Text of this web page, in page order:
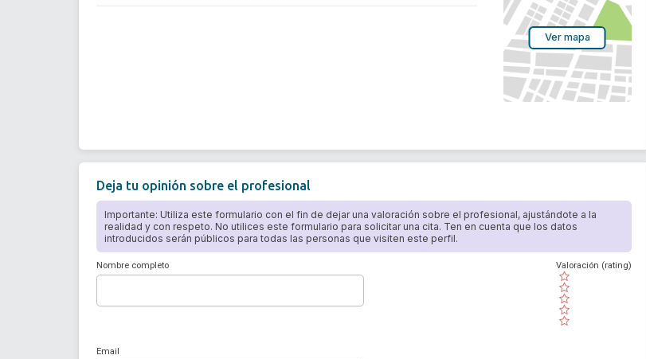
Ver mapa
Deja tu opinión sobre el profesional
Importante: Utiliza este formulario con el fin de dejar una valoración sobre el profesional, ajustándote a la
realidad y con respeto. No utilices este formulario para solicitar una cita. Ten en cuenta que los datos
introducidos serán públicos para todas las personas que visiten este perfil.
Nombre completo
( )
( )
( )
( )
( )
Valoración (rating)
Email